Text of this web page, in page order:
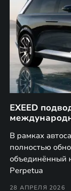
EXEED
В рамках
полностью
объединённый
Perpetua
28 АПРЕЛЯ 2026